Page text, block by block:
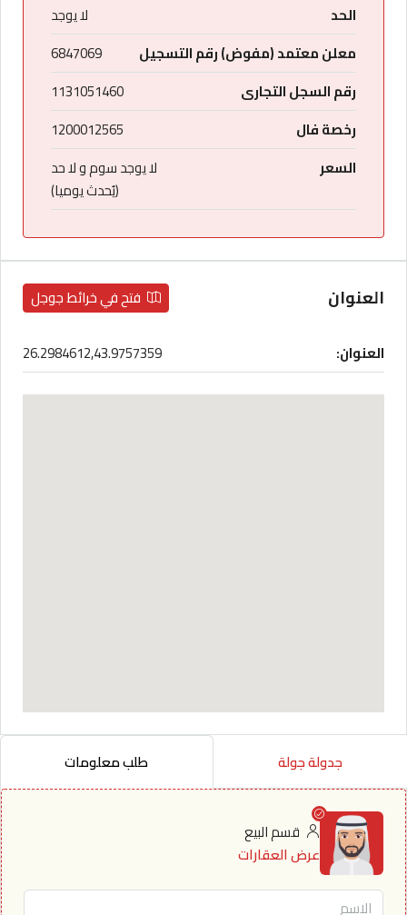
الحد
لا يوجد
معلن معتمد (مفوض) رقم التسجيل
6847069
رقم السجل التجارى
1131051460
رخصة فال
1200012565
السعر
لا يوجد سوم و لا حد
(يُحدث يوميا)
العنوان فتح في خرائط جوجل
العنوان: 26.2984612,43.9757359
جدولة جولة طلب معلومات
قسم البيع
عرض العقارات